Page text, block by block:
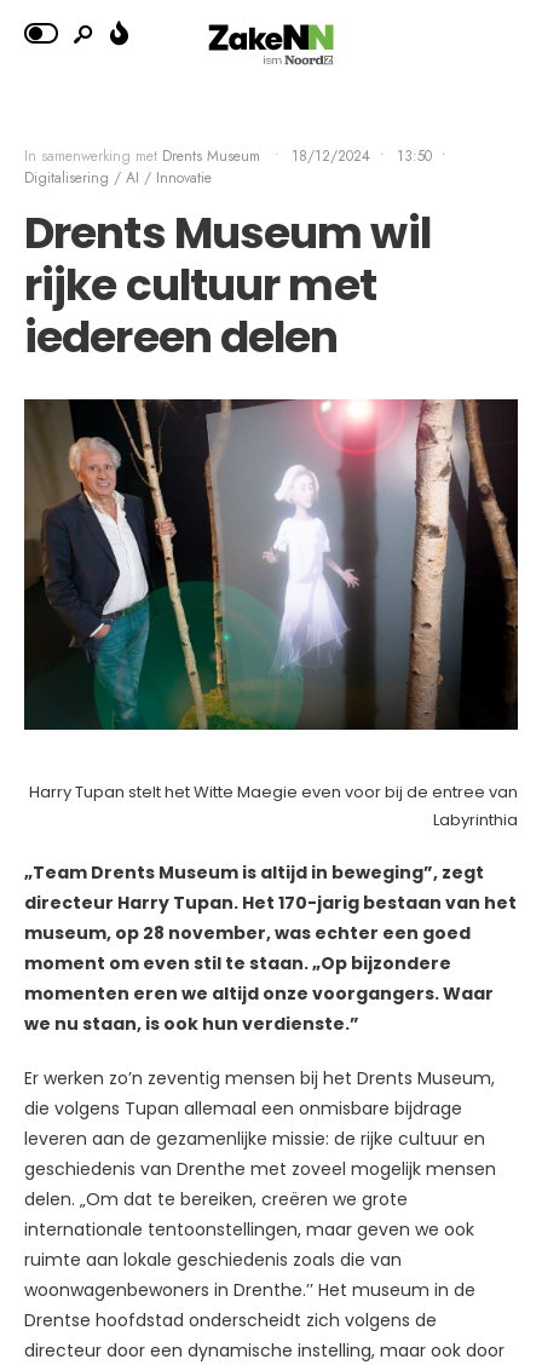
In samenwerking met Drents Museum • 18/12/2024 • 13:50 •
Digitalisering / AI / Innovatie
Drents Museum wil
rijke cultuur met
iedereen delen
Harry Tupan stelt het Witte Maegie even voor bij de entree van
Labyrinthia
„Team Drents Museum is altijd in beweging”, zegt
directeur Harry Tupan. Het 170-jarig bestaan van het
museum, op 28 november, was echter een goed
moment om even stil te staan. „Op bijzondere
momenten eren we altijd onze voorgangers. Waar
we nu staan, is ook hun verdienste.”
Er werken zo’n zeventig mensen bij het Drents Museum,
die volgens Tupan allemaal een onmisbare bijdrage
leveren aan de gezamenlijke missie: de rijke cultuur en
geschiedenis van Drenthe met zoveel mogelijk mensen
delen. „Om dat te bereiken, creëren we grote
internationale tentoonstellingen, maar geven we ook
ruimte aan lokale geschiedenis zoals die van
woonwagenbewoners in Drenthe.’’ Het museum in de
Drentse hoofdstad onderscheidt zich volgens de
directeur door een dynamische instelling, maar ook door